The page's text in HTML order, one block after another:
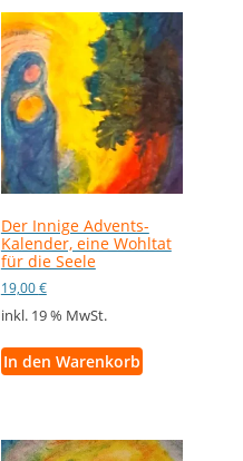
Der Innige Advents-
Kalender, eine Wohltat
für die Seele
19,00€
inkl. 19 % MwSt.
In den Warenkorb